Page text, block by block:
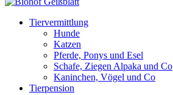
Tiervermittlung
Hunde
Katzen
Pferde, Ponys und Esel
Schafe, Ziegen Alpaka und Co
Kaninchen, Vögel und Co
Tierpension